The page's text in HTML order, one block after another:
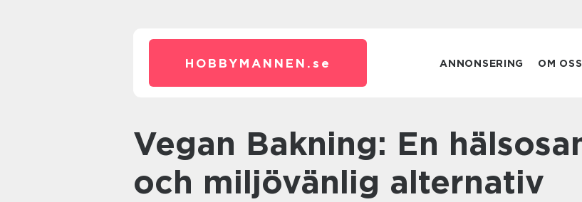
HOBBYMANNEN. se ANNONSERING OM OSS
Vegan Bakning: En hälsosam
och miljövänlig alternativ